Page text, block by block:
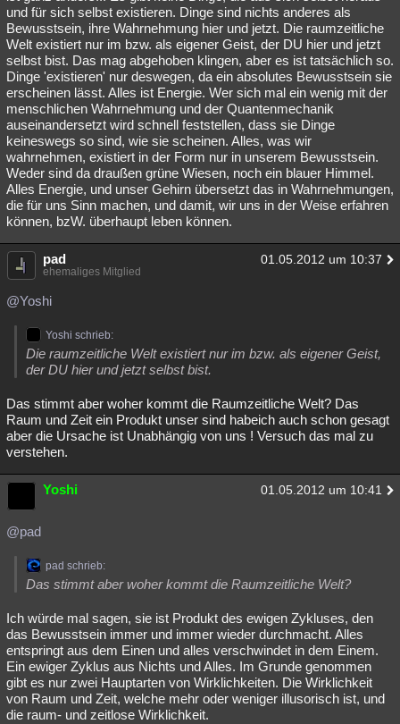
und für sich selbst existieren. Dinge sind nichts anderes als
Bewusstsein, ihre Wahrnehmung hier und jetzt. Die raumzeitliche
Welt existiert nur im bzw. als eigener Geist, der DU hier und jetzt
selbst bist. Das mag abgehoben klingen, aber es ist tatsächlich so.
Dinge 'existieren' nur deswegen, da ein absolutes Bewusstsein sie
erscheinen lässt. Alles ist Energie. Wer sich mal ein wenig mit der
menschlichen Wahrnehmung und der Quantenmechanik
auseinandersetzt wird schnell feststellen, dass sie Dinge
keineswegs so sind, wie sie scheinen. Alles, was wir
wahrnehmen, existiert in der Form nur in unserem Bewusstsein.
Weder sind da draußen grüne Wiesen, noch ein blauer Himmel.
Alles Energie, und unser Gehirn übersetzt das in Wahrnehmungen,
die für uns Sinn machen, und damit, wir uns in der Weise erfahren
können, bzW. überhaupt leben können.
pad 01.05.2012 um 10:37
ehemaliges Mitglied
@Yoshi
Yoshi schrieb:
Die raumzeitliche Welt existiert nur im bzw. als eigener Geist,
der DU hier und jetzt selbst bist.
Das stimmt aber woher kommt die Raumzeitliche Welt? Das
Raum und Zeit ein Produkt unser sind habeich auch schon gesagt
aber die Ursache ist Unabhängig von uns ! Versuch das mal zu
verstehen.
Yoshi 01.05.2012 um 10:41
@pad
pad schrieb:
Das stimmt aber woher kommt die Raumzeitliche Welt?
Ich würde mal sagen, sie ist Produkt des ewigen Zykluses, den
das Bewusstsein immer und immer wieder durchmacht. Alles
entspringt aus dem Einen und alles verschwindet in dem Einem.
Ein ewiger Zyklus aus Nichts und Alles. Im Grunde genommen
gibt es nur zwei Hauptarten von Wirklichkeiten. Die Wirklichkeit
von Raum und Zeit, welche mehr oder weniger illusorisch ist, und
die raum- und zeitlose Wirklichkeit.